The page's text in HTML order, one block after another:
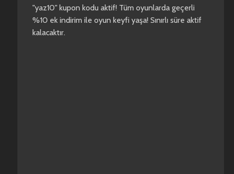
"yaz10" kupon kodu aktif! Tüm oyunlarda geçerli
%10 ek indirim ile oyun keyfi yaşa! Sınırlı süre aktif
kalacaktır.